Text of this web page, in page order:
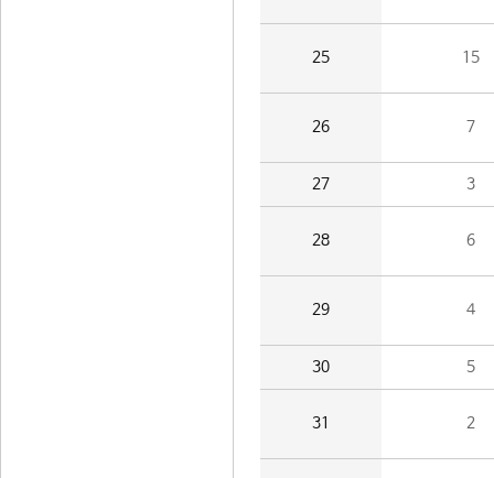
25 15
26 7
27 3
28 6
29 4
30 5
31 2